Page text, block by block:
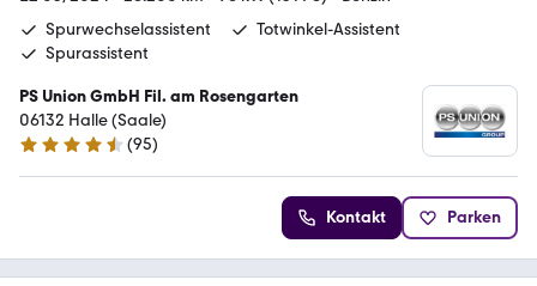
Spurwechselassistent
Totwinkel-Assistent
Spurassistent
PS Union GmbH Fil. am Rosengarten
06132 Halle (Saale)
4.6 Sterne
(95)
Kontakt Parken